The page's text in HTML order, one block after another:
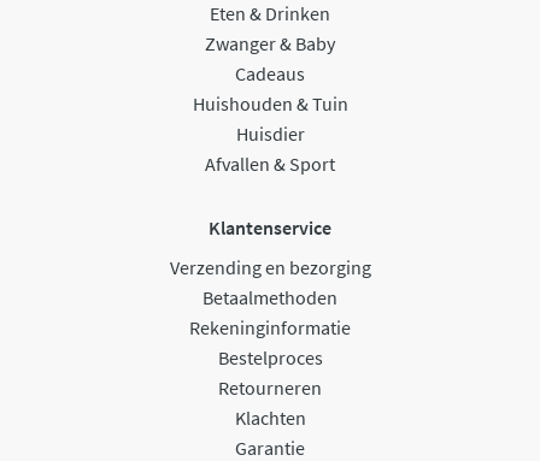
Eten & Drinken
Zwanger & Baby
Cadeaus
Huishouden & Tuin
Huisdier
Afvallen & Sport
Klantenservice
Verzending en bezorging
Betaalmethoden
Rekeninginformatie
Bestelproces
Retourneren
Klachten
Garantie